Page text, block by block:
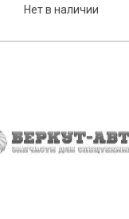
Нет в наличии